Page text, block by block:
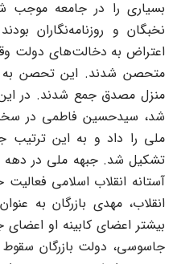
و روزنامه‌نگاران
شدند. این تحصن به
سیدحسین فاطمی در
را داد و به این ترتیب
شد. جبهه ملی در دهه
انقلاب اسلامی فعالیت
مهدی بازرگان به
اعضای کابینه او اعضای
دولت بازرگان سقوط